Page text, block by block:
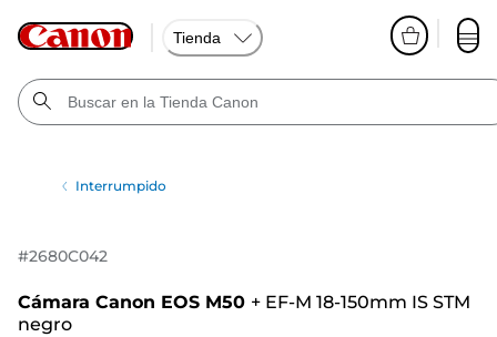
Tienda
Interrumpido
#2680C042
Cámara Canon EOS M50 + EF-M 18-150mm IS STM
negro